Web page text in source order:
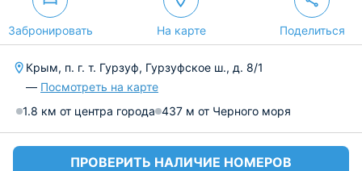
Забронировать На карте Поделиться
Крым, п. г. т. Гурзуф, Гурзуфское ш., д. 8/1
— Посмотреть на карте
1.8 км от центра города 437 м от Черного моря
ПРОВЕРИТЬ НАЛИЧИЕ НОМЕРОВ